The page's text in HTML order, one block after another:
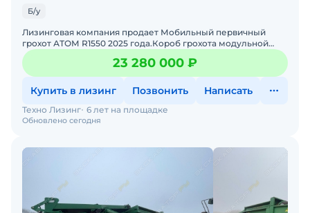
Б/у
Лизинговая компания продает Мобильный первичный
грохот АТОМ R1550 2025 года.Короб грохота модульной
конструкции оснащен верхней и нижней деками размером
4,8x 1,
23 280 000 ₽
Купить в лизинг Позвонить Написать
Обновлено сегодня
Техно Лизинг 6 лет на площадке